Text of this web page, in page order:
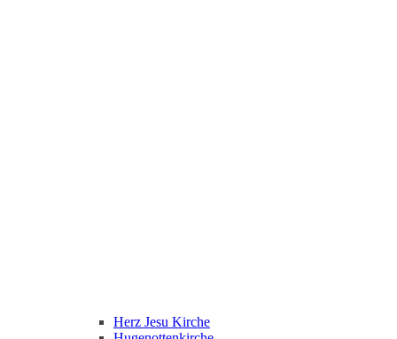
Herz Jesu Kirche